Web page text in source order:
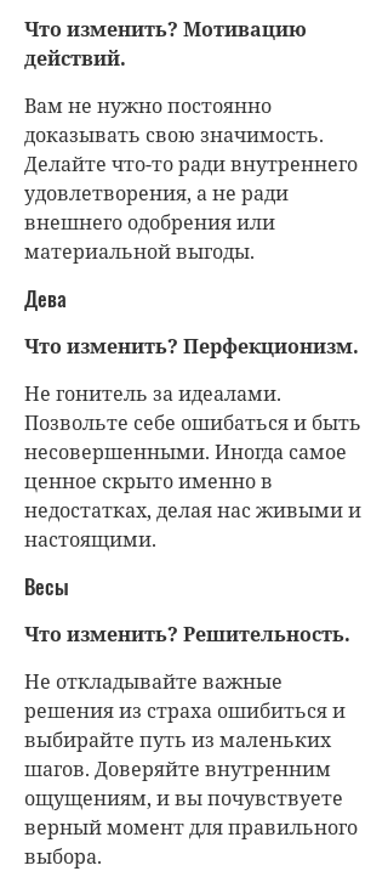
Что изменить? Мотивацию
действий.
Вам не нужно постоянно
доказывать свою значимость.
Делайте что-то ради внутреннего
удовлетворения, а не ради
внешнего одобрения или
материальной выгоды.
Дева
Что изменить? Перфекционизм.
Не гонитель за идеалами.
Позвольте себе ошибаться и быть
несовершенными. Иногда самое
ценное скрыто именно в
недостатках, делая нас живыми и
настоящими.
Весы
Что изменить? Решительность.
Не откладывайте важные
решения из страха ошибиться и
выбирайте путь из маленьких
шагов. Доверяйте внутренним
ощущениям, и вы почувствуете
верный момент для правильного
выбора.